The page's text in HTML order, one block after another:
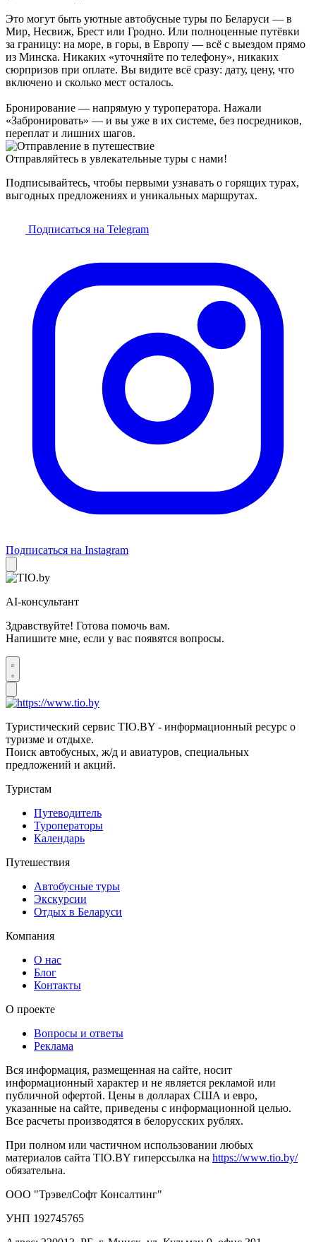
Это могут быть уютные автобусные туры по Беларуси — в
Мир, Несвиж, Брест или Гродно. Или полноценные путёвки
за границу: на море, в горы, в Европу — всё с выездом прямо
из Минска. Никаких «уточняйте по телефону», никаких
сюрпризов при оплате. Вы видите всё сразу: дату, цену, что
включено и сколько мест осталось.
Бронирование — напрямую у туроператора. Нажали
«Забронировать» — и вы уже в их системе, без посредников,
переплат и лишних шагов.
Отправляйтесь в увлекательные туры с нами!
Подписывайтесь, чтобы первыми узнавать о горящих турах,
выгодных предложениях и уникальных маршрутах.
Подписаться на Telegram
Подписаться на Instagram
AI-консультант
Здравствуйте! Готова помочь вам.
Напишите мне, если у вас появятся вопросы.
Туристический сервис TIO.BY - информационный ресурс о
туризме и отдыхе.
Поиск автобусных, ж/д и авиатуров, специальных
предложений и акций.
Туристам
Путеводитель
Туроператоры
Календарь
Путешествия
Автобусные туры
Экскурсии
Отдых в Беларуси
Компания
О нас
Блог
Контакты
О проекте
Вопросы и ответы
Реклама
Вся информация, размещенная на сайте, носит
информационный характер и не является рекламой или
публичной офертой. Цены в долларах США и евро,
указанные на сайте, приведены с информационной целью.
Все расчеты производятся в белорусских рублях.
При полном или частичном использовании любых
материалов сайта TIO.BY гиперссылка на https://www.tio.by/
обязательна.
ООО "ТрэвелСофт Консалтинг"
УНП 192745765